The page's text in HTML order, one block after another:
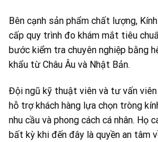
Bên cạnh sản phẩm chất lượng,
cấp quy trình đo khám mắt tiêu
bước kiểm tra chuyên nghiệp bằng
khẩu từ Châu Âu và Nhật Bản.
Đội ngũ kỹ thuật viên và tư vấn
hỗ trợ khách hàng lựa chọn tròng
nhu cầu và phong cách cá nhân. Họ
bất kỳ khi đến đây là quyền an tâm